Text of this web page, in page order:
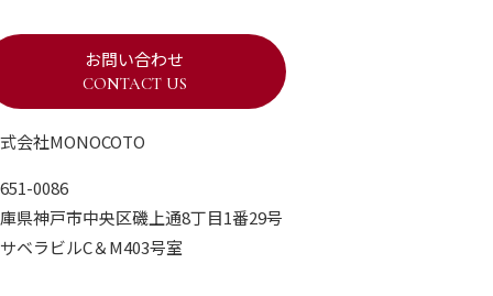
お問い合わせ
CONTACT US
会社MONOCOTO
0086
県神戸市中央区磯上通8丁目1番29号
ベラビルC＆M403号室